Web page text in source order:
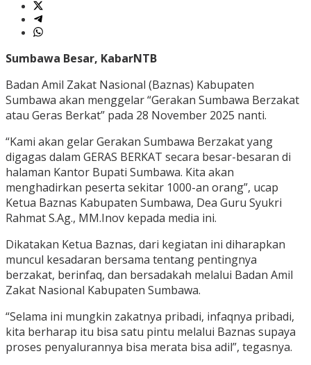
Sumbawa Besar, KabarNTB
Badan Amil Zakat Nasional (Baznas) Kabupaten
Sumbawa akan menggelar “Gerakan Sumbawa Berzakat
atau Geras Berkat” pada 28 November 2025 nanti.
“Kami akan gelar Gerakan Sumbawa Berzakat yang
digagas dalam GERAS BERKAT secara besar-besaran di
halaman Kantor Bupati Sumbawa. Kita akan
menghadirkan peserta sekitar 1000-an orang”, ucap
Ketua Baznas Kabupaten Sumbawa, Dea Guru Syukri
Rahmat S.Ag., MM.Inov kepada media ini.
Dikatakan Ketua Baznas, dari kegiatan ini diharapkan
muncul kesadaran bersama tentang pentingnya
berzakat, berinfaq, dan bersadakah melalui Badan Amil
Zakat Nasional Kabupaten Sumbawa.
“Selama ini mungkin zakatnya pribadi, infaqnya pribadi,
kita berharap itu bisa satu pintu melalui Baznas supaya
proses penyalurannya bisa merata bisa adil”, tegasnya.